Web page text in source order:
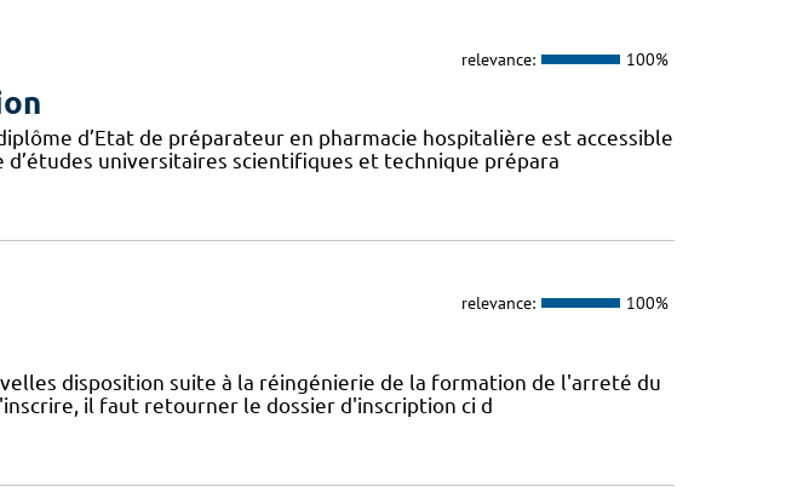
relevance: 100%
d’Etat de préparateur en pharmacie hospitalière est accessible
universitaires scientifiques et technique prépara
relevance: 100%
disposition suite à la réingénierie de la formation de l'arreté du
il faut retourner le dossier d'inscription ci d